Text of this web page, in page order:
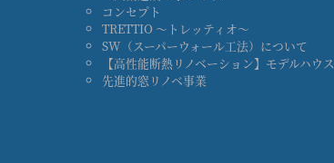
コンセプト
TRETTIO ～トレッティオ～
SW（スーパーウォール工法）について
【高性能断熱リノベーション】モデルハウス
先進的窓リノベ事業